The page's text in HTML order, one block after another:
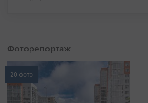
Фоторепортаж
20 фото